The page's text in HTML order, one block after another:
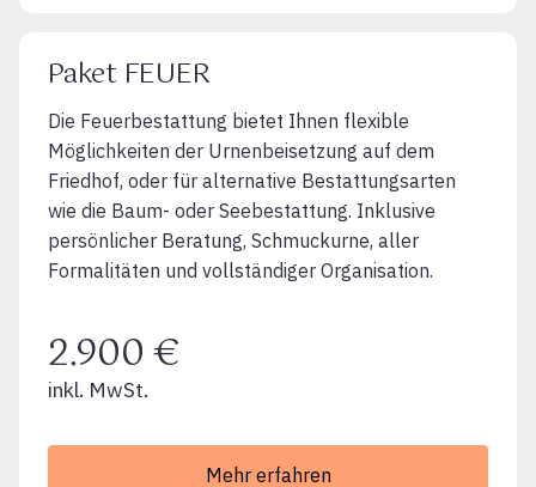
Paket FEUER
Die Feuerbestattung bietet Ihnen flexible
Möglichkeiten der Urnenbeisetzung auf dem
Friedhof, oder für alternative Bestattungsarten
wie die Baum- oder Seebestattung. Inklusive
persönlicher Beratung, Schmuckurne, aller
Formalitäten und vollständiger Organisation.
2.900 €
inkl. MwSt.
Mehr erfahren